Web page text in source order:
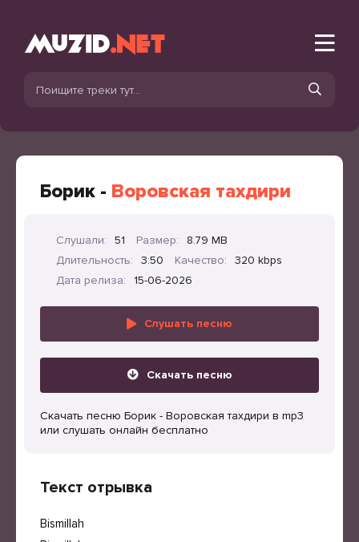
Борик - Воровская тахдири
Слушали: 51 Размер:
8.79 MB
Длительность:
3:50 Качество:
320 kbps
Дата релиза:
15-06-2026
Слушать песню
Скачать песню
Скачать песню Борик - Воровская тахдири в mp3
или слушать онлайн бесплатно
Текст отрывка
Bismillah